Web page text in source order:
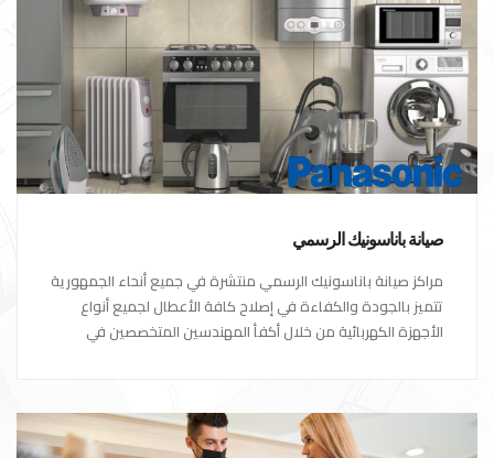
صيانة باناسونيك الرسمي
مراكز صيانة باناسونيك الرسمي منتشرة في جميع أنحاء الجمهورية
تتميز بالجودة والكفاءة في إصلاح كافة الأعطال لجميع أنواع
الأجهزة الكهربائية من خلال أكفأ المهندسين المتخصصين في